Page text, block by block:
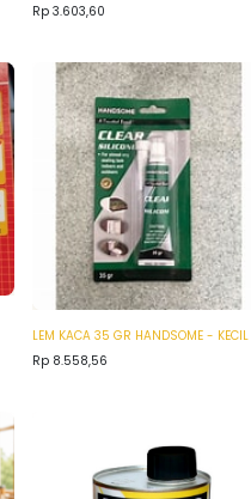
Rp 3.603,60
LEM KACA 35 GR HANDSOME - KECIL
Rp 8.558,56